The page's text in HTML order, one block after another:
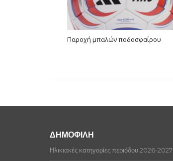
Παροχή μπαλών ποδοσφαίρου
ΔΗΜΟΦΙΛΗ
Ηλικιακές κατηγορίες περιόδου 2026-2027